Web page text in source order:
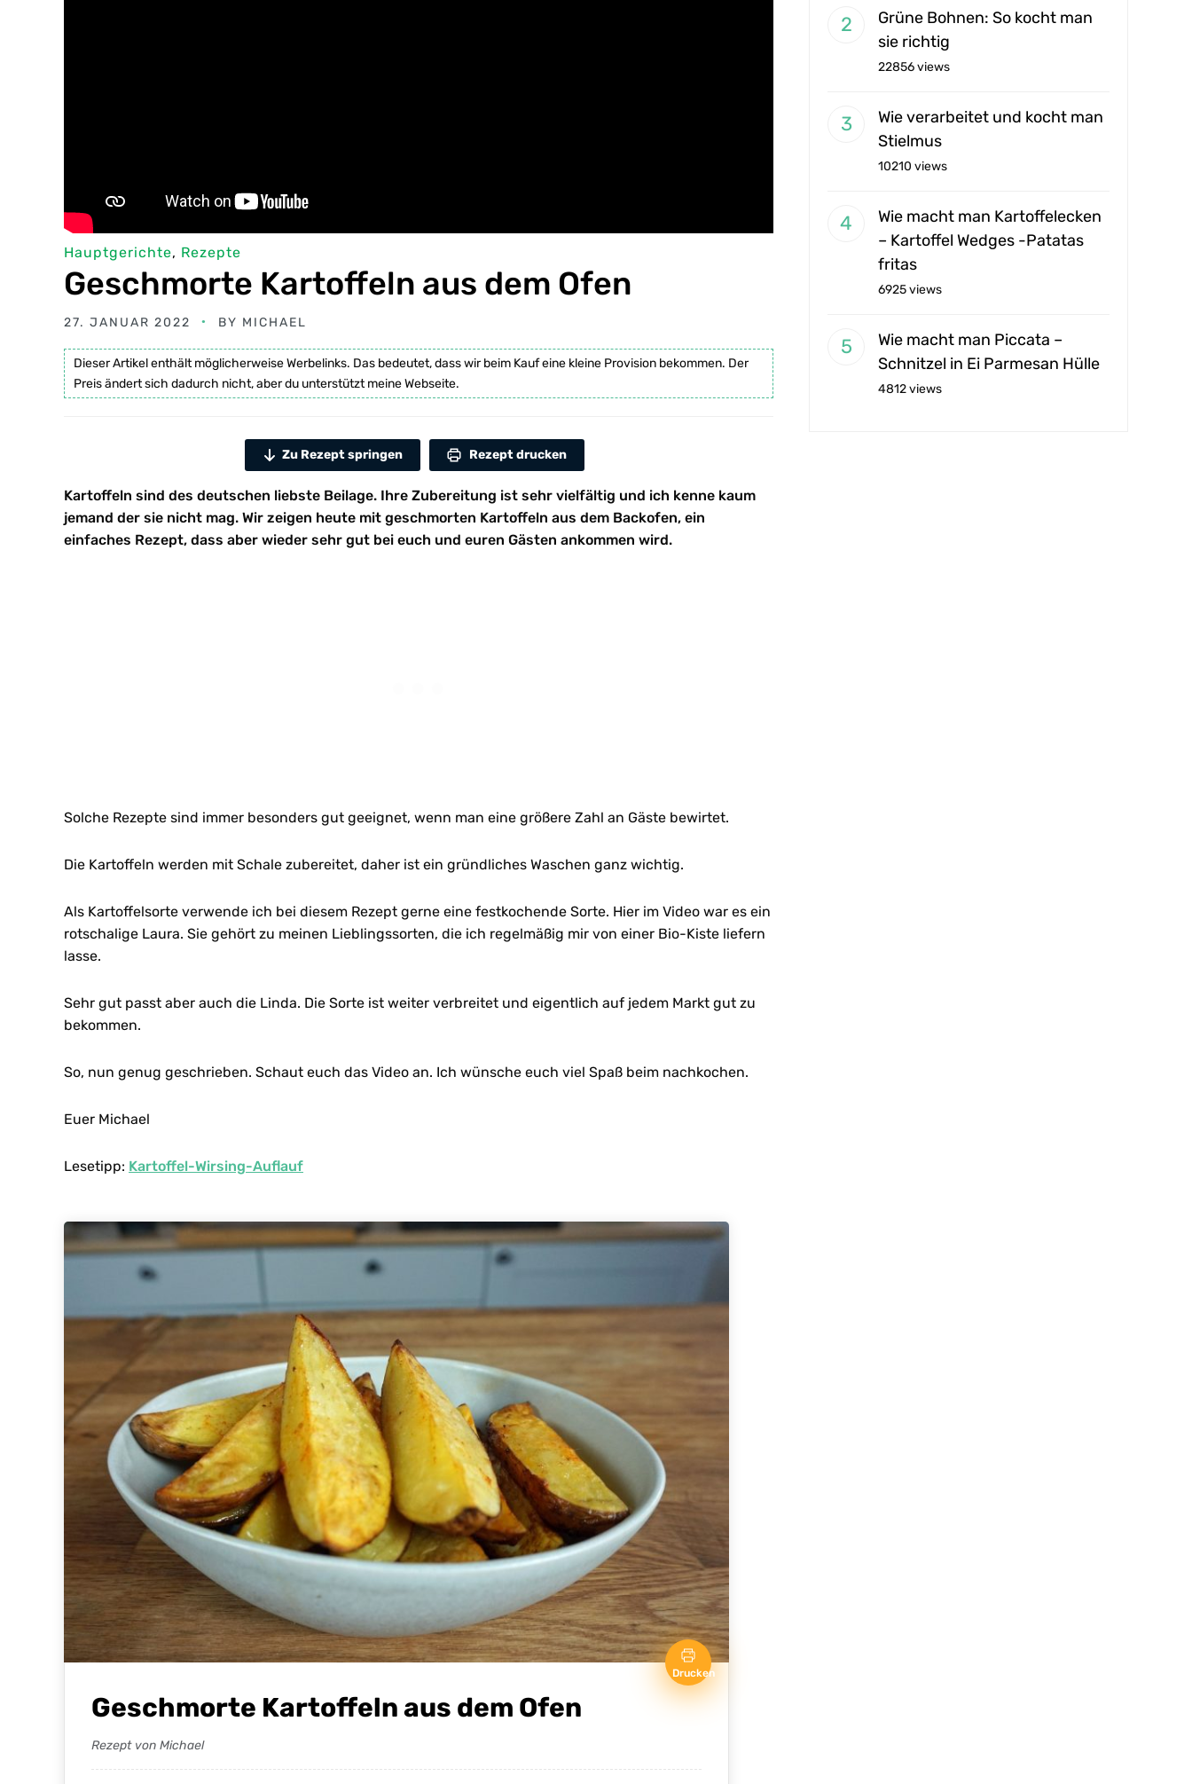
Hauptgerichte, Rezepte
Geschmorte Kartoffeln aus dem Ofen
27. JANUAR 2022 BY MICHAEL
Dieser Artikel enthält möglicherweise Werbelinks. Das bedeutet, dass wir beim Kauf eine kleine Provision bekommen. Der
Preis ändert sich dadurch nicht, aber du unterstützt meine Webseite.
Zu Rezept springen Rezept drucken
Kartoffeln sind des deutschen liebste Beilage. Ihre Zubereitung ist sehr vielfältig und ich kenne kaum
jemand der sie nicht mag. Wir zeigen heute mit geschmorten Kartoffeln aus dem Backofen, ein
einfaches Rezept, dass aber wieder sehr gut bei euch und euren Gästen ankommen wird.
Solche Rezepte sind immer besonders gut geeignet, wenn man eine größere Zahl an Gäste bewirtet.
Die Kartoffeln werden mit Schale zubereitet, daher ist ein gründliches Waschen ganz wichtig.
Als Kartoffelsorte verwende ich bei diesem Rezept gerne eine festkochende Sorte. Hier im Video war es ein
rotschalige Laura. Sie gehört zu meinen Lieblingssorten, die ich regelmäßig mir von einer Bio-Kiste liefern
lasse.
Sehr gut passt aber auch die Linda. Die Sorte ist weiter verbreitet und eigentlich auf jedem Markt gut zu
bekommen.
So, nun genug geschrieben. Schaut euch das Video an. Ich wünsche euch viel Spaß beim nachkochen.
Euer Michael
Lesetipp: Kartoffel-Wirsing-Auflauf
Drucken
Geschmorte Kartoffeln aus dem Ofen
Rezept von Michael
Grüne Bohnen: So kocht man
sie richtig
22856 views
Wie verarbeitet und kocht man
Stielmus
10210 views
Wie macht man Kartoffelecken
– Kartoffel Wedges -Patatas
fritas
6925 views
Wie macht man Piccata –
Schnitzel in Ei Parmesan Hülle
4812 views